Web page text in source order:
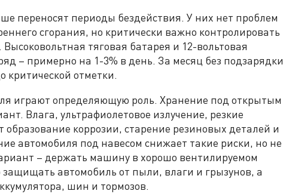
переносят периоды бездействия. У них нет проблем
сгорания, но критически важно контролировать
тяговая батарея и 12-вольтовая
– примерно на 1-3% в день. За месяц без подзарядки
критической отметки.
играют определяющую роль. Хранение под открытым
Влага, ультрафиолетовое излучение, резкие
коррозии, старение резиновых деталей и
автомобиля под навесом снижает такие риски, но не
– держать машину в хорошо вентилируемом
автомобиль от пыли, влаги и грызунов, а
шин и тормозов.